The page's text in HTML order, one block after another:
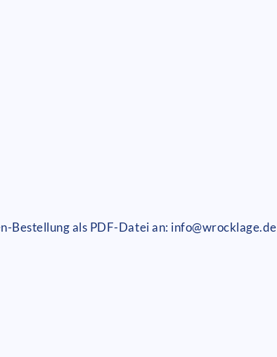
Bestellung als PDF-Datei an: info@wrocklage.de